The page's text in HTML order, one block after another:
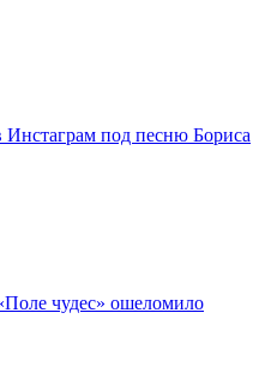
под песню Бориса
чудес» ошеломило